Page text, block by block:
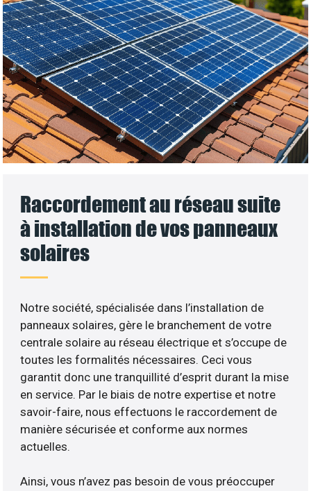
Raccordement au réseau suite
à installation de vos panneaux
solaires
Notre société, spécialisée dans l’installation de
panneaux solaires, gère le branchement de votre
centrale solaire au réseau électrique et s’occupe de
toutes les formalités nécessaires. Ceci vous
garantit donc une tranquillité d’esprit durant la mise
en service. Par le biais de notre expertise et notre
savoir-faire, nous effectuons le raccordement de
manière sécurisée et conforme aux normes
actuelles.
Ainsi, vous n’avez pas besoin de vous préoccuper